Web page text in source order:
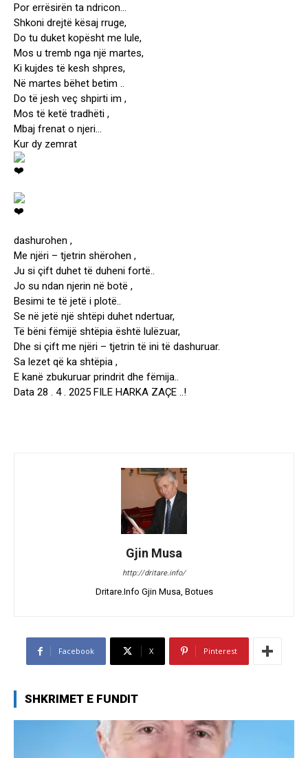
Por errësirën ta ndricon…
Shkoni drejtë kësaj rruge,
Do tu duket kopësht me lule,
Mos u tremb nga një martes,
Ki kujdes të kesh shpres,
Në martes bëhet betim ..
Do të jesh veç shpirti im ,
Mos të ketë tradhëti ,
Mbaj frenat o njeri…
Kur dy zemrat
dashurohen ,
Me njëri – tjetrin shërohen ,
Ju si çift duhet të duheni fortë..
Jo su ndan njerin në botë ,
Besimi te të jetë i plotë..
Se në jetë një shtëpi duhet ndertuar,
Të bëni fëmijë shtëpia është lulëzuar,
Dhe si çift me njëri – tjetrin të ini të dashuruar.
Sa lezet që ka shtëpia ,
E kanë zbukuruar prindrit dhe fëmija..
Data 28 . 4 . 2025 FILE HARKA ZAÇE ..!
Gjin Musa
http://dritare.info/
Dritare.Info Gjin Musa, Botues
Facebook X Pinterest
SHKRIMET E FUNDIT